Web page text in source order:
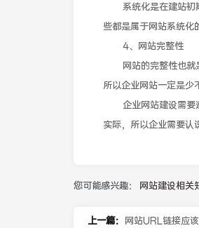
系统化是在建站初期
些都是属于网站系统化
4、网站完整性
网站的完整性也就是
所以企业网站一定是少
企业网站建设需要遵
实际，所以企业需要认
您可能感兴趣： 网站建设相关
上一篇： 网站URL链接应